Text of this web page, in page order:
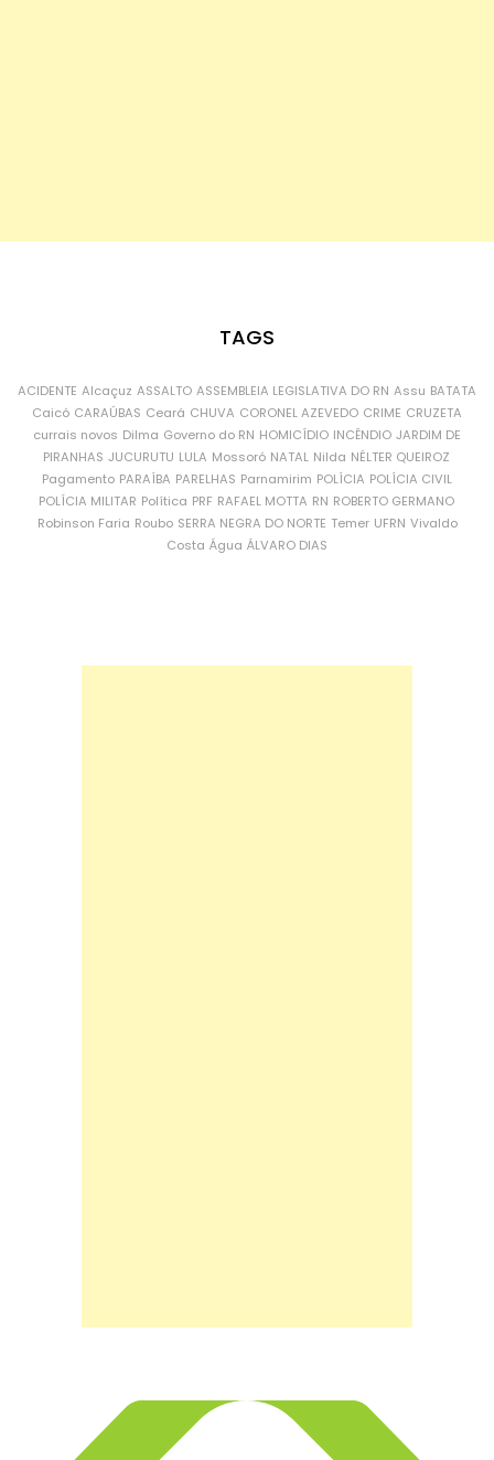
TAGS
ACIDENTE Alcaçuz ASSALTO ASSEMBLEIA LEGISLATIVA DO RN Assu BATATA
Caicó CARAÚBAS Ceará CHUVA CORONEL AZEVEDO CRIME CRUZETA
currais novos Dilma Governo do RN HOMICÍDIO INCÊNDIO JARDIM DE
PIRANHAS JUCURUTU LULA Mossoró NATAL Nilda NÉLTER QUEIROZ
Pagamento PARAÍBA PARELHAS Parnamirim POLÍCIA POLÍCIA CIVIL
POLÍCIA MILITAR Política PRF RAFAEL MOTTA RN ROBERTO GERMANO
Robinson Faria Roubo SERRA NEGRA DO NORTE Temer UFRN Vivaldo
Costa Água ÁLVARO DIAS